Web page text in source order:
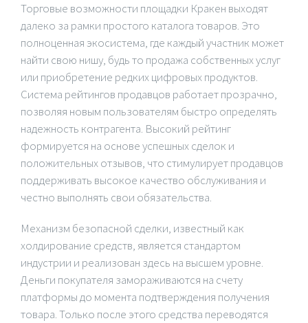
Торговые возможности площадки Кракен выходят
далеко за рамки простого каталога товаров. Это
полноценная экосистема, где каждый участник может
найти свою нишу, будь то продажа собственных услуг
или приобретение редких цифровых продуктов.
Система рейтингов продавцов работает прозрачно,
позволяя новым пользователям быстро определять
надежность контрагента. Высокий рейтинг
формируется на основе успешных сделок и
положительных отзывов, что стимулирует продавцов
поддерживать высокое качество обслуживания и
честно выполнять свои обязательства.
Механизм безопасной сделки, известный как
холдирование средств, является стандартом
индустрии и реализован здесь на высшем уровне.
Деньги покупателя замораживаются на счету
платформы до момента подтверждения получения
товара. Только после этого средства переводятся